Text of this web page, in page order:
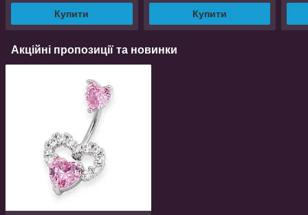
Купити Купити
Акційні пропозиції та новинки